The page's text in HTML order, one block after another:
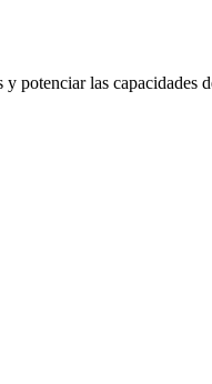
potenciar las